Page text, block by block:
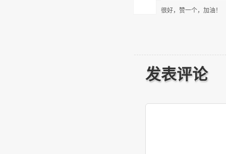
很好，赞一个，加油！
发表评论